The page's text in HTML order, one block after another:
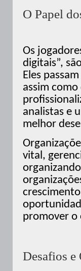
O Papel
Os
digitais”,
Eles
assim
analistas e
melhor
vital,
promover o
Desafios e